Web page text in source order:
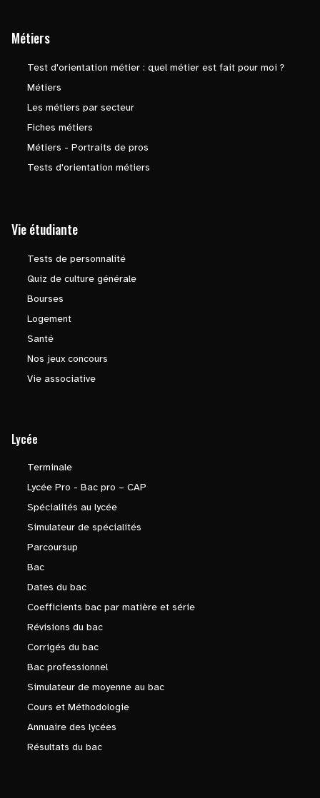
Métiers
Test d'orientation métier : quel métier est fait pour moi ?
Métiers
Les métiers par secteur
Fiches métiers
Métiers - Portraits de pros
Tests d'orientation métiers
Vie étudiante
Tests de personnalité
Quiz de culture générale
Bourses
Logement
Santé
Nos jeux concours
Vie associative
Lycée
Terminale
Lycée Pro - Bac pro – CAP
Spécialités au lycée
Simulateur de spécialités
Parcoursup
Bac
Dates du bac
Coefficients bac par matière et série
Révisions du bac
Corrigés du bac
Bac professionnel
Simulateur de moyenne au bac
Cours et Méthodologie
Annuaire des lycées
Résultats du bac